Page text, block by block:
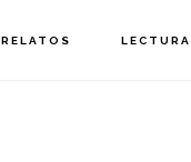
RELATOS